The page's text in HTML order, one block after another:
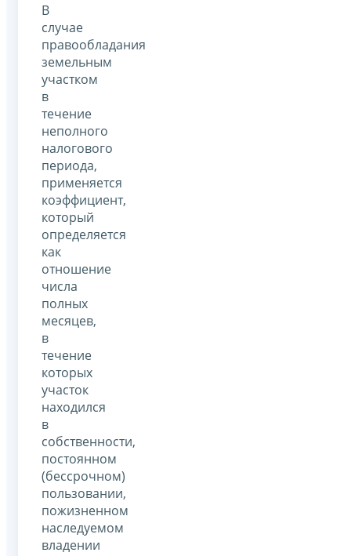
В
случае
правообладания
земельным
участком
в
течение
неполного
налогового
периода,
применяется
коэффициент,
который
определяется
как
отношение
числа
полных
месяцев,
в
течение
которых
участок
находился
в
собственности,
постоянном
(бессрочном)
пользовании,
пожизненном
наследуемом
владении